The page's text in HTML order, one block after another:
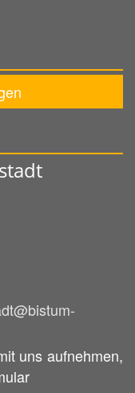
uns aufnehmen,